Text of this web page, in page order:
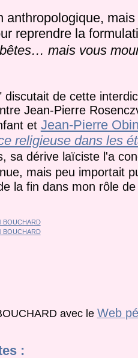
reprendre la
mais vous
discutait de cette
Jean-Pierre
et Jean-Pierre Obin
religieuse dans les
sa dérive laïciste l'a
mais peu importait
la fin dans mon rôle
avec le Web
: